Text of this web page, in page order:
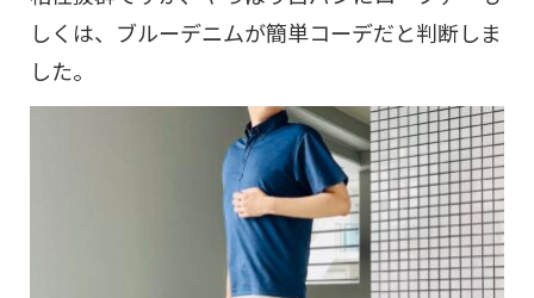
しくは、ブルーデニムが簡単コーデだと判断しま
した。